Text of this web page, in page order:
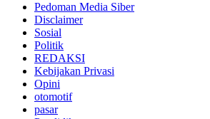
Pedoman Media Siber
Disclaimer
Sosial
Politik
REDAKSI
Kebijakan Privasi
Opini
otomotif
pasar